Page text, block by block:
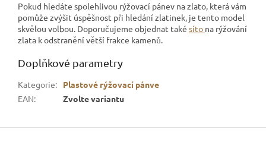
Pokud hledáte spolehlivou rýžovací pánev na zlato, která vám
pomůže zvýšit úspěšnost při hledání zlatinek, je tento model
skvělou volbou. Doporučujeme objednat také síto na rýžování
zlata k odstranění větší frakce kamenů.
Doplňkové parametry
Kategorie:
Plastové rýžovací pánve
EAN: Zvolte variantu